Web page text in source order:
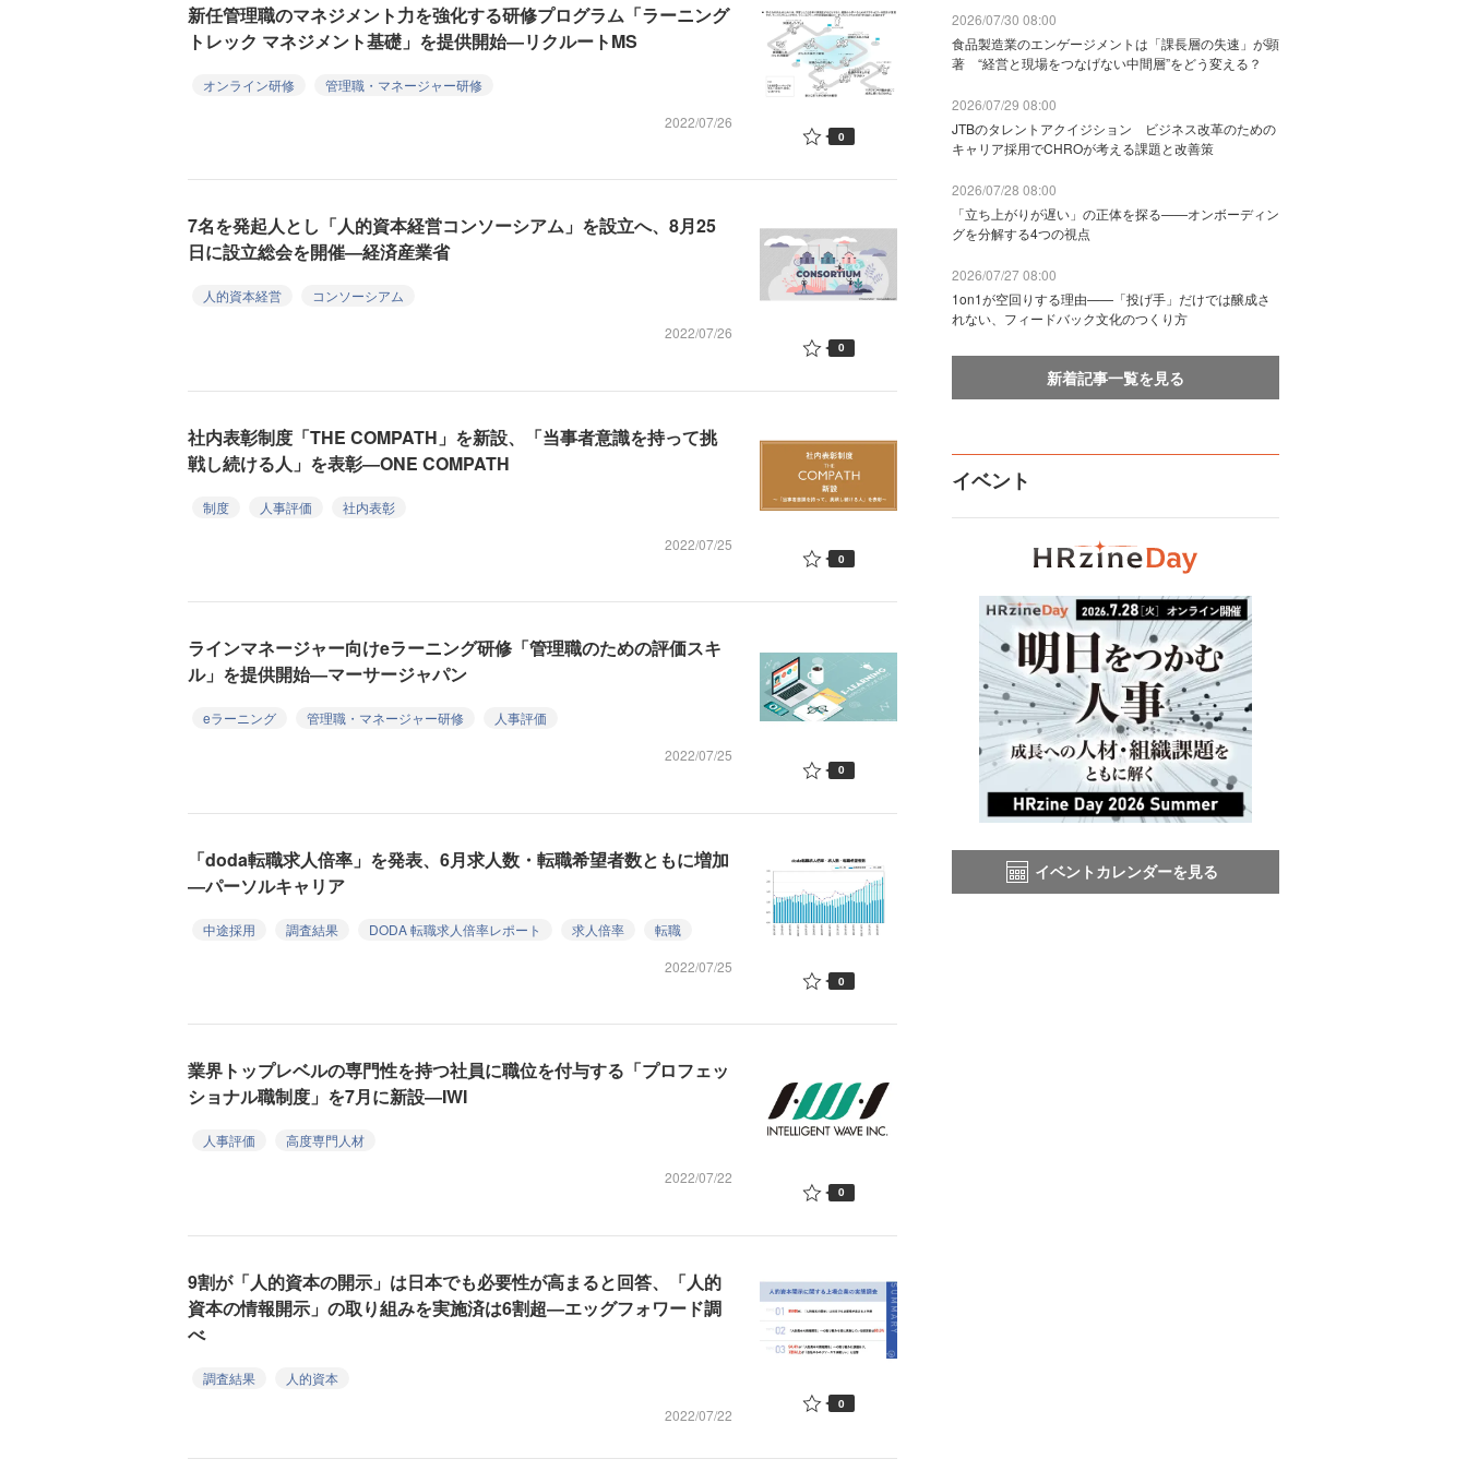
新任管理職のマネジメント力を強化する研修プログラム「ラーニング
トレック マネジメント基礎」を提供開始―リクルートMS
オンライン研修
管理職・マネージャー研修
2022/07/26
0
7名を発起人とし「人的資本経営コンソーシアム」を設立へ、8月25
日に設立総会を開催―経済産業省
人的資本経営
コンソーシアム
2022/07/26
0
社内表彰制度「THE COMPATH」を新設、「当事者意識を持って挑
戦し続ける人」を表彰―ONE COMPATH
制度 人事評価
社内表彰
2022/07/25
0
ラインマネージャー向けeラーニング研修「管理職のための評価スキ
ル」を提供開始―マーサージャパン
eラーニング 管理職・マネージャー研修
人事評価
2022/07/25
0
「doda転職求人倍率」を発表、6月求人数・転職希望者数ともに増加
―パーソルキャリア
中途採用 調査結果 DODA 転職求人倍率レポート 求人倍率
転職
2022/07/25
0
業界トップレベルの専門性を持つ社員に職位を付与する「プロフェッ
ショナル職制度」を7月に新設―IWI
人事評価
高度専門人材
2022/07/22
0
9割が「人的資本の開示」は日本でも必要性が高まると回答、「人的
資本の情報開示」の取り組みを実施済は6割超―エッグフォワード調
べ
調査結果
人的資本
2022/07/22
0
2026/07/30 08:00
食品製造業のエンゲージメントは「課長層の失速」が顕
著 “経営と現場をつなげない中間層”をどう変える？
2026/07/29 08:00
JTBのタレントアクイジション ビジネス改革のための
キャリア採用でCHROが考える課題と改善策
2026/07/28 08:00
「立ち上がりが遅い」の正体を探る——オンボーディン
グを分解する4つの視点
2026/07/27 08:00
1on1が空回りする理由——「投げ手」だけでは醸成さ
れない、フィードバック文化のつくり方
新着記事一覧を見る
イベント
イベントカレンダーを見る